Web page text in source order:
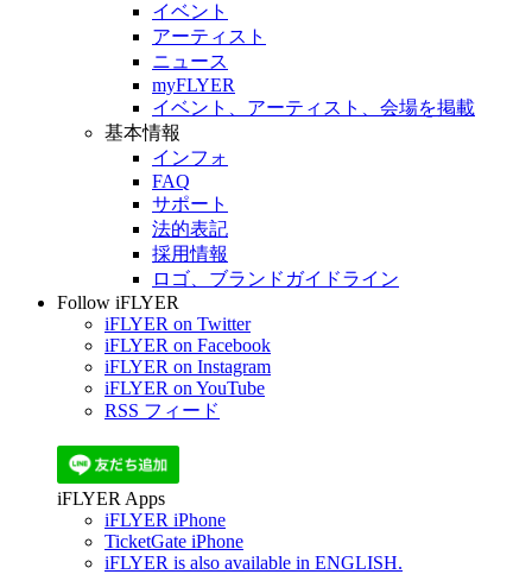
イベント
アーティスト
ニュース
myFLYER
イベント、アーティスト、会場を掲載
基本情報
インフォ
FAQ
サポート
法的表記
採用情報
ロゴ、ブランドガイドライン
Follow iFLYER
iFLYER on Twitter
iFLYER on Facebook
iFLYER on Instagram
iFLYER on YouTube
RSS フィード
iFLYER Apps
iFLYER iPhone
TicketGate iPhone
iFLYER is also available in ENGLISH.